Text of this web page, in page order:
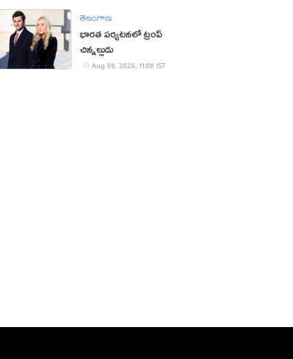
తెలంగాణ
భారత పర్యటనలో ట్రంప్‌
చిన్నల్లుడు
Aug 08, 2026, 11:08 IST